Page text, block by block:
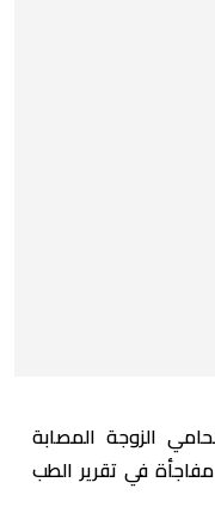
الزوجة المصابة
في تقرير الطب